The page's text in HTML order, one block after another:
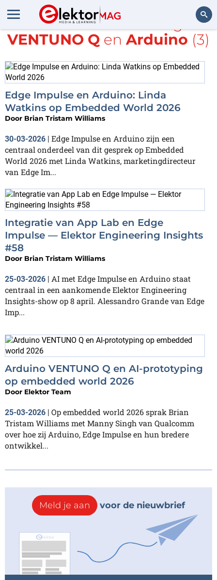
Zoeken
Alle items met de tags
VENTUNO Q en Arduino (3)
Edge Impulse en Arduino: Linda
Watkins op Embedded World 2026
Door Brian Tristam Williams
30-03-2026 | Edge Impulse en Arduino zijn een
centraal onderdeel van dit gesprek op Embedded
World 2026 met Linda Watkins, marketingdirecteur
van Edge Im...
Integratie van App Lab en Edge
Impulse — Elektor Engineering Insights
#58
Door Brian Tristam Williams
25-03-2026 | AI met Edge Impulse en Arduino staat
centraal in een aankomende Elektor Engineering
Insights-show op 8 april. Alessandro Grande van Edge
Imp...
Arduino VENTUNO Q en AI-prototyping
op embedded world 2026
Door Elektor Team
25-03-2026 | Op embedded world 2026 sprak Brian
Tristam Williams met Manny Singh van Qualcomm
over hoe zij Arduino, Edge Impulse en hun bredere
ontwikkel...
Meld je aan voor de nieuwbrief